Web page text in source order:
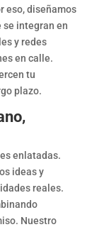
eso, diseñamos
se integran en
y redes
en calle.
tu
plazo.
enlatadas.
ideas y
reales.
Nuestro